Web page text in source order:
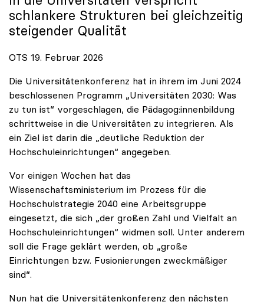
schlankere Strukturen bei gleichzeitig
steigender Qualität
OTS 19. Februar 2026
Die Universitätenkonferenz hat in ihrem im Juni 2024
beschlossenen Programm „Universitäten 2030: Was
zu tun ist“ vorgeschlagen, die Pädagog:innenbildung
schrittweise in die Universitäten zu integrieren. Als
ein Ziel ist darin die „deutliche Reduktion der
Hochschuleinrichtungen“ angegeben.
Vor einigen Wochen hat das
Wissenschaftsministerium im Prozess für die
Hochschulstrategie 2040 eine Arbeitsgruppe
eingesetzt, die sich „der großen Zahl und Vielfalt an
Hochschuleinrichtungen“ widmen soll. Unter anderem
soll die Frage geklärt werden, ob „große
Einrichtungen bzw. Fusionierungen zweckmäßiger
sind“.
Nun hat die Universitätenkonferenz den nächsten